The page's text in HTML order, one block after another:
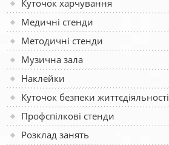
Куточок харчування
Медичні стенди
Методичні стенди
Музична зала
Наклейки
Куточок безпеки життєдіяльності
Профспілкові стенди
Розклад занять